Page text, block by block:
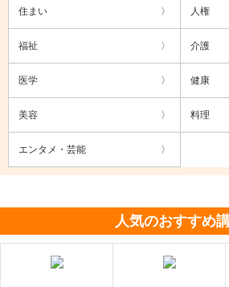
住まい 人権
福祉 介護
医学 健康
美容 料理
エンタメ・芸能
人気のおすすめ